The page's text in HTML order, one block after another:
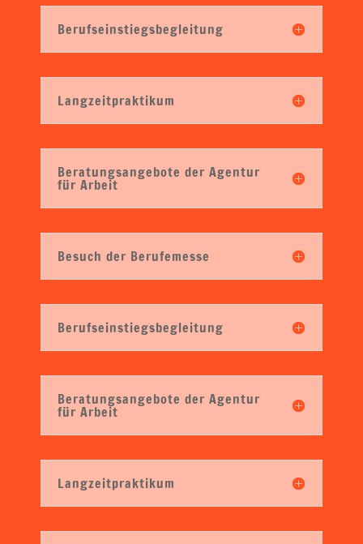
Berufseinstiegsbegleitung
Langzeitpraktikum
Beratungsangebote der Agentur
für Arbeit
Besuch der Berufemesse
Berufseinstiegsbegleitung
Beratungsangebote der Agentur
für Arbeit
Langzeitpraktikum